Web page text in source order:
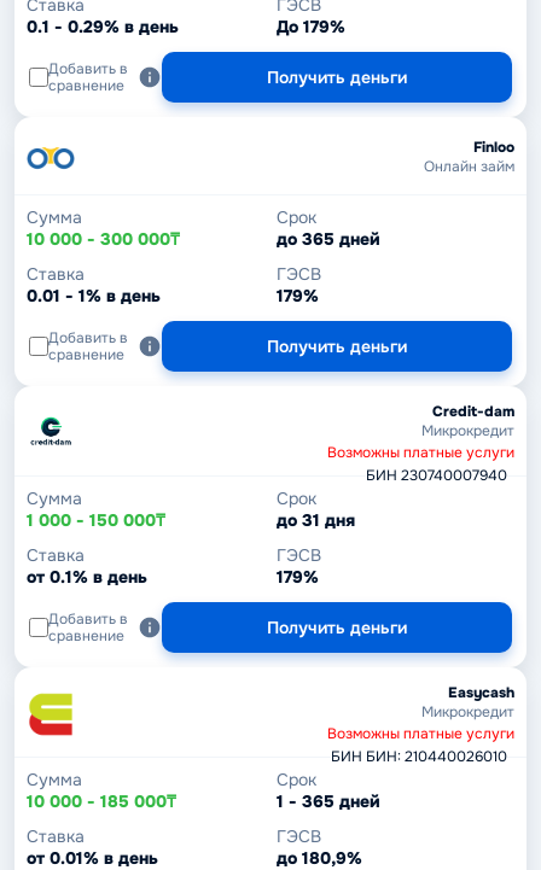
Ставка
0.1 - 0.29% в день
ГЭСВ
До 179%
Добавить в
сравнение
Получить деньги
Finloo
Онлайн займ
Сумма
10 000 - 300 000₸
Срок
до 365 дней
Ставка
0.01 - 1% в день
ГЭСВ
179%
Добавить в
сравнение
Получить деньги
Credit-dam
Микрокредит
Возможны платные услуги
БИН 230740007940
Сумма
1 000 - 150 000₸
Срок
до 31 дня
Ставка
от 0.1% в день
ГЭСВ
179%
Добавить в
сравнение
Получить деньги
Easycash
Микрокредит
Возможны платные услуги
БИН БИН: 210440026010
Сумма
10 000 - 185 000₸
Срок
1 - 365 дней
Ставка
от 0.01% в день
ГЭСВ
до 180,9%